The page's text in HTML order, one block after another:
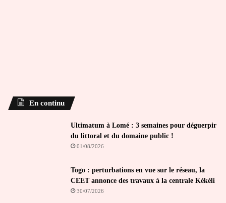
En continu
Ultimatum à Lomé : 3 semaines pour déguerpir
du littoral et du domaine public !
01/08/2026
Togo : perturbations en vue sur le réseau, la
CEET annonce des travaux à la centrale Kékéli
30/07/2026